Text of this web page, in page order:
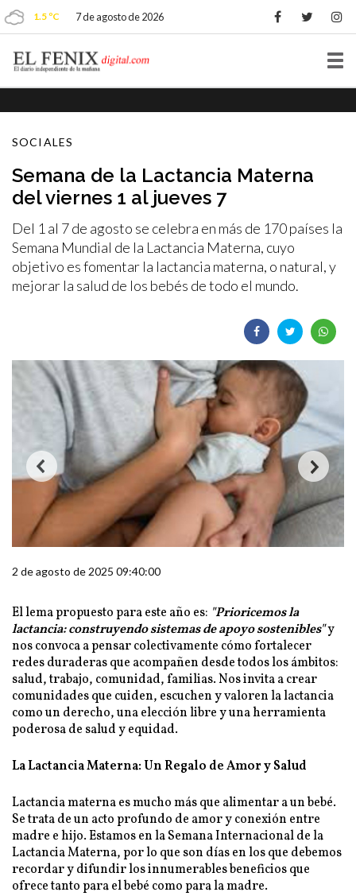
1.5 ºC 7 de agosto de 2026
SOCIALES
Semana de la Lactancia Materna
del viernes 1 al jueves 7
Del 1 al 7 de agosto se celebra en más de 170 países la
Semana Mundial de la Lactancia Materna, cuyo
objetivo es fomentar la lactancia materna, o natural, y
mejorar la salud de los bebés de todo el mundo.
2 de agosto de 2025 09:40:00
El lema propuesto para este año es: "Prioricemos la
lactancia: construyendo sistemas de apoyo sostenibles"y
nos convoca a pensar colectivamente cómo fortalecer
redes duraderas que acompañen desde todos los ámbitos:
salud, trabajo, comunidad, familias. Nos invita a crear
comunidades que cuiden, escuchen y valoren la lactancia
como un derecho, una elección libre y una herramienta
poderosa de salud y equidad.
La Lactancia Materna: Un Regalo de Amor y Salud
Lactancia materna es mucho más que alimentar a un bebé.
Se trata de un acto profundo de amor y conexión entre
madre e hijo. Estamos en la Semana Internacional de la
Lactancia Materna, por lo que son días en los que debemos
recordar y difundir los innumerables beneficios que
ofrece tanto para el bebé como para la madre.